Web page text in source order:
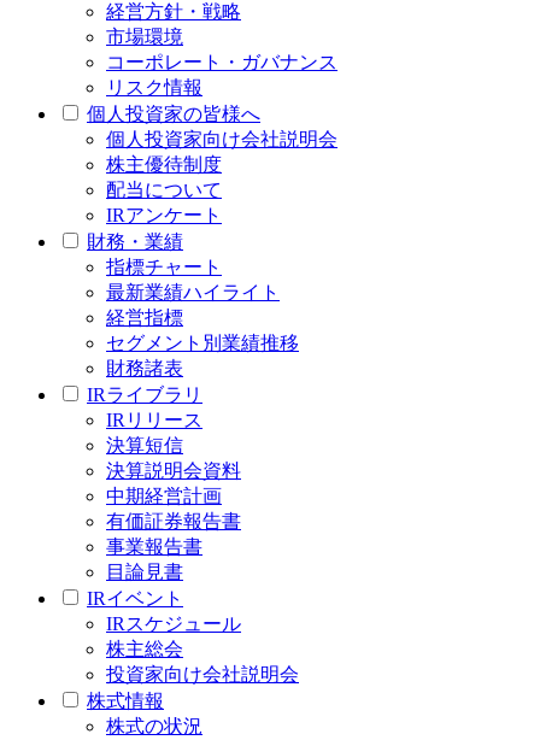
経営方針・戦略
市場環境
コーポレート・ガバナンス
リスク情報
個人投資家の皆様へ
個人投資家向け会社説明会
株主優待制度
配当について
IRアンケート
財務・業績
指標チャート
最新業績ハイライト
経営指標
セグメント別業績推移
財務諸表
IRライブラリ
IRリリース
決算短信
決算説明会資料
中期経営計画
有価証券報告書
事業報告書
目論見書
IRイベント
IRスケジュール
株主総会
投資家向け会社説明会
株式情報
株式の状況